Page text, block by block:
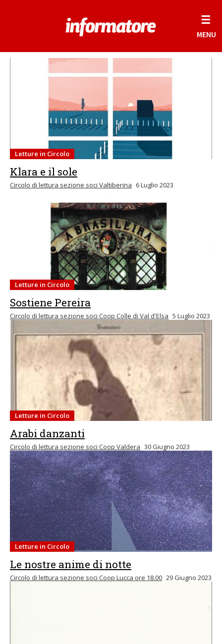
☰
MENU
Letture in Circolo
Klara e il sole
Circolo di lettura sezione soci Valtiberina 6 Luglio 2023
Letture in Circolo
Sostiene Pereira
Circolo di lettura sezione soci Coop Colle di Val d'Elsa 5 Luglio 2023
Letture in Circolo
Arabi danzanti
Circolo di lettura sezione soci Coop Valdera 30 Giugno 2023
Letture in Circolo
Le nostre anime di notte
Circolo di lettura sezione soci Coop Lucca ore 18.00 29 Giugno 2023